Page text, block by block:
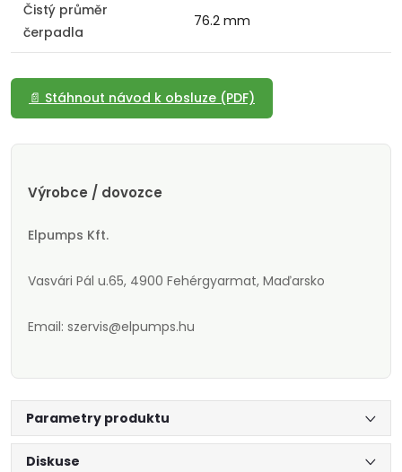
Čistý průměr
čerpadla
76.2 mm
📄 Stáhnout návod k obsluze (PDF)
Výrobce / dovozce
Elpumps Kft.
Vasvári Pál u.65, 4900 Fehérgyarmat, Maďarsko
Email: szervis@elpumps.hu
Parametry produktu
Diskuse